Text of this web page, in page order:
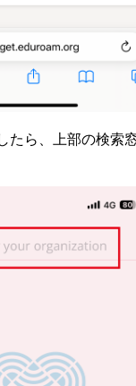
たら、上部の検索